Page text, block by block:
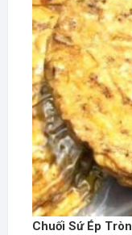
Chuối Sứ Ép Tròn